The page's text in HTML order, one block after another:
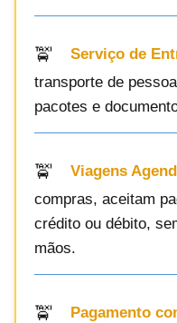
Serviço de
transporte de
pacotes e
Viagens
compras, aceitam
crédito ou débito,
mãos.
Pagamento